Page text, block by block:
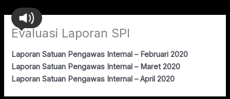
Evaluasi Laporan SPI
Laporan Satuan Pengawas Internal – Februari 2020
Laporan Satuan Pengawas Internal – Maret 2020
Laporan Satuan Pengawas Internal – April 2020